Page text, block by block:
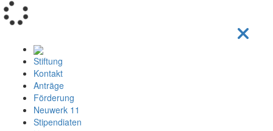
Stiftung
Kontakt
Anträge
Förderung
Neuwerk 11
Stipendiaten